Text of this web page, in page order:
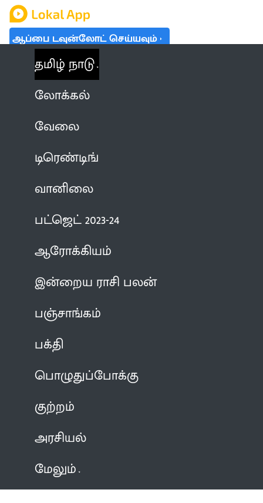
ஆப்பை டவுன்லோட் செய்யவும்
தமிழ் நாடு
லோக்கல்
வேலை
டிரெண்டிங்
வானிலை
பட்ஜெட் 2023-24
ஆரோக்கியம்
இன்றைய ராசி பலன்
பஞ்சாங்கம்
பக்தி
பொழுதுப்போக்கு
குற்றம்
அரசியல்
மேலும்